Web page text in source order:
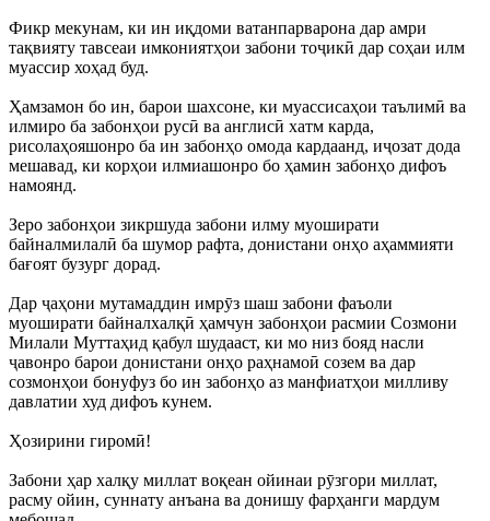
Фикр мекунам, ки ин иқдоми ватанпарварона дар амри
тақвияту тавсеаи имкониятҳои забони тоҷикӣ дар соҳаи илм
муассир хоҳад буд.
Ҳамзамон бо ин, барои шахсоне, ки муассисаҳои таълимӣ ва
илмиро ба забонҳои русӣ ва англисӣ хатм карда,
рисолаҳояшонро ба ин забонҳо омода кардаанд, иҷозат дода
мешавад, ки корҳои илмиашонро бо ҳамин забонҳо дифоъ
намоянд.
Зеро забонҳои зикршуда забони илму муоширати
байналмилалӣ ба шумор рафта, донистани онҳо аҳаммияти
бағоят бузург дорад.
Дар ҷаҳони мутамаддин имрӯз шаш забони фаъоли
муоширати байналхалқӣ ҳамчун забонҳои расмии Созмони
Милали Муттаҳид қабул шудааст, ки мо низ бояд насли
ҷавонро барои донистани онҳо раҳнамоӣ созем ва дар
созмонҳои бонуфуз бо ин забонҳо аз манфиатҳои милливу
давлатии худ дифоъ кунем.
Ҳозирини гиромӣ!
Забони ҳар халқу миллат воқеан ойинаи рӯзгори миллат,
расму ойин, суннату анъана ва донишу фарҳанги мардум